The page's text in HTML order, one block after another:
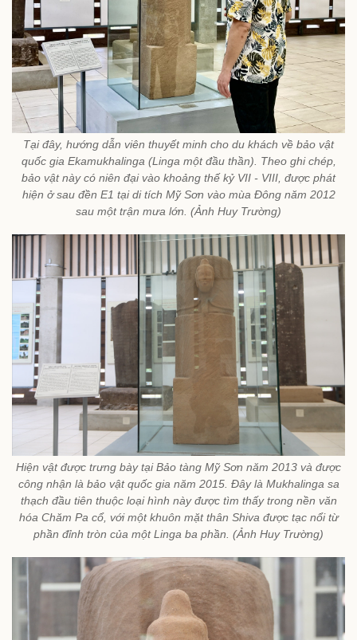
Tại đây, hướng dẫn viên thuyết minh cho du khách về bảo vật
quốc gia Ekamukhalinga (Linga một đầu thần). Theo ghi chép,
bảo vật này có niên đại vào khoảng thế kỷ VII - VIII, được phát
hiện ở sau đền E1 tại di tích Mỹ Sơn vào mùa Đông năm 2012
sau một trận mưa lớn. (Ảnh Huy Trường)
Hiện vật được trưng bày tại Bảo tàng Mỹ Sơn năm 2013 và được
công nhận là bảo vật quốc gia năm 2015. Đây là Mukhalinga sa
thạch đầu tiên thuộc loại hình này được tìm thấy trong nền văn
hóa Chăm Pa cổ, với một khuôn mặt thân Shiva được tạc nổi từ
phần đỉnh tròn của một Linga ba phần. (Ảnh Huy Trường)